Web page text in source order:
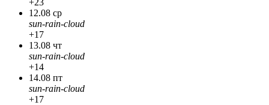
+23
12.08 ср
sun-rain-cloud
+17
13.08 чт
sun-rain-cloud
+14
14.08 пт
sun-rain-cloud
+17